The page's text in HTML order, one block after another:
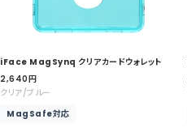
iFace MagSynq クリアカードウォレット
セ
ー
価
2,640円
クリア/ブルー
MagSafe対応